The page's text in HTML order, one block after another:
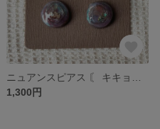
1,300円